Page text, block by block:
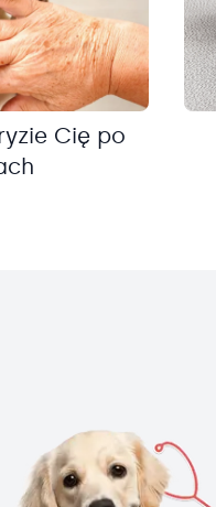
Cię po